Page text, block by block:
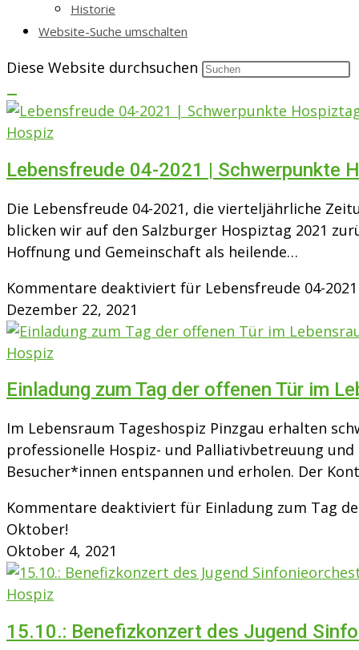
Historie
Website-Suche umschalten
Diese Website durchsuchen
Hospiz
Lebensfreude 04-2021 | Schwerpunkte
Die Lebensfreude 04-2021, die vierteljährliche
blicken wir auf den Salzburger Hospiztag 2021
Hoffnung und Gemeinschaft als heilende…
Kommentare deaktiviert für Lebensfreude 04-
Dezember 22, 2021
Hospiz
Einladung zum Tag der offenen Tür im
Im Lebensraum Tageshospiz Pinzgau erhalten
professionelle Hospiz- und Palliativbetreuung
Besucher*innen entspannen und erholen. Der
Kommentare deaktiviert für Einladung zum Tag
Oktober!
Oktober 4, 2021
Hospiz
15.10.: Benefizkonzert des Jugend